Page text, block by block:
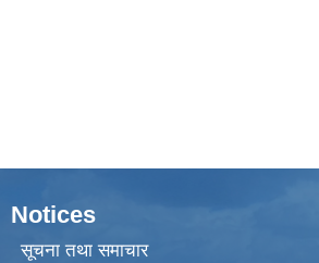
Notices
सूचना तथा समाचार